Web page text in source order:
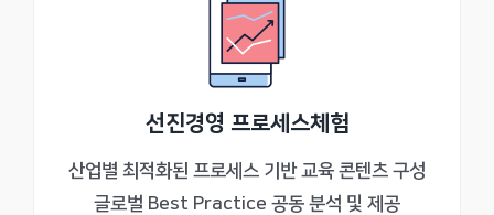
선진경영 프로세스체험
산업별 최적화된 프로세스 기반 교육 콘텐츠 구성
글로벌 Best Practice 공동 분석 및 제공